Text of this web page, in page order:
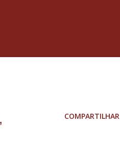
COMPARTILHAR